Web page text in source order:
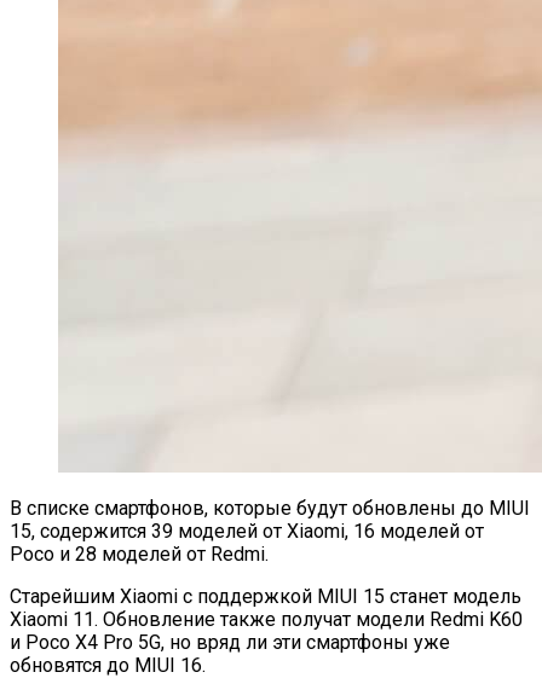
В списке смартфонов, которые будут обновлены до MIUI
15, содержится 39 моделей от Xiaomi, 16 моделей от
Poco и 28 моделей от Redmi.
Старейшим Xiaomi с поддержкой MIUI 15 станет модель
Xiaomi 11. Обновление также получат модели Redmi K60
и Poco X4 Pro 5G, но вряд ли эти смартфоны уже
обновятся до MIUI 16.